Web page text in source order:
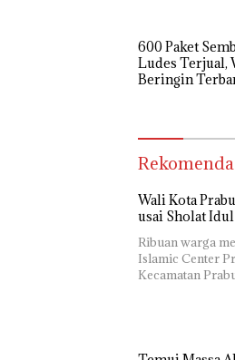
600 Paket
Ludes Terjual,
Beringin
Wali Kota
usai Sholat
Ribuan warga
Islamic Center
Kecamatan